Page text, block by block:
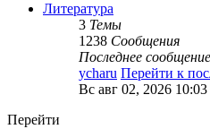
Литература
3 Темы
1238 Сообщения
Последнее сообщение
ycharu Перейти к
Вс авг 02, 2026
Перейти